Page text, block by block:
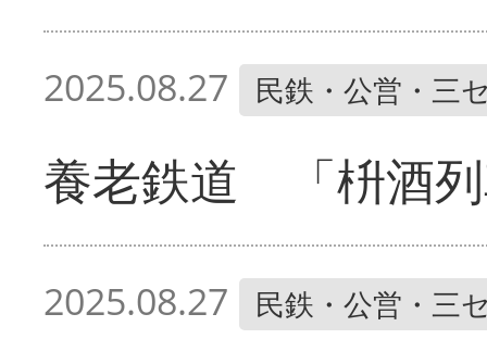
2025.08.27 民鉄・公営・三
養老鉄道 「枡酒
2025.08.27 民鉄・公営・三